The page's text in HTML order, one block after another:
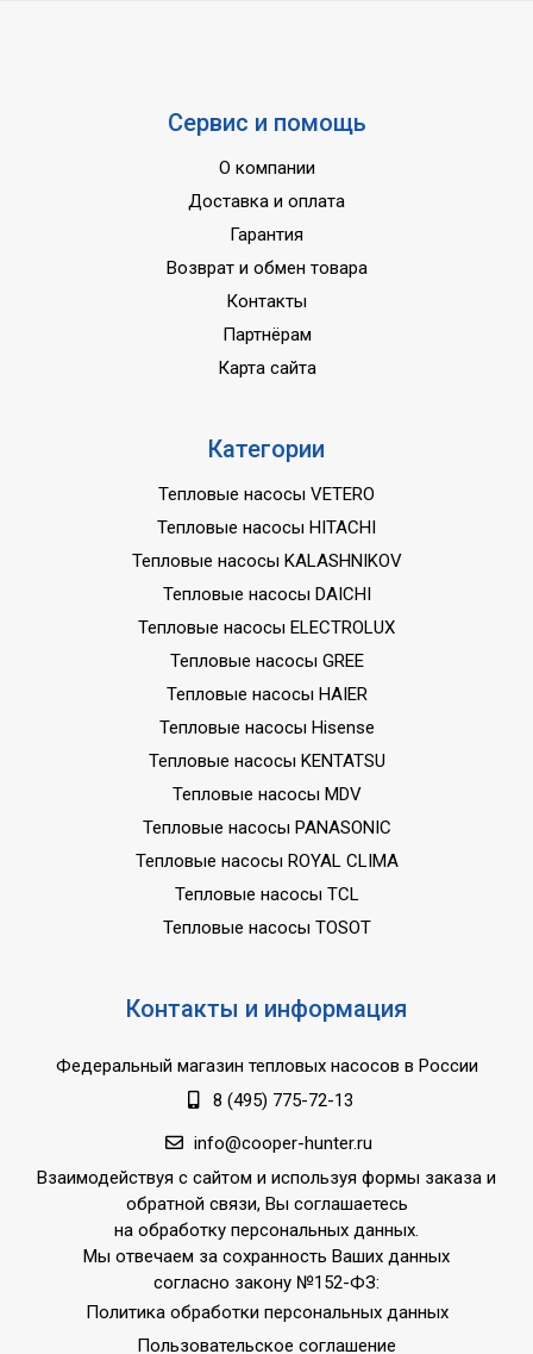
Сервис и помощь
О компании
Доставка и оплата
Гарантия
Возврат и обмен товара
Контакты
Партнёрам
Карта сайта
Категории
Тепловые насосы VETERO
Тепловые насосы HITACHI
Тепловые насосы KALASHNIKOV
Тепловые насосы DAICHI
Тепловые насосы ELECTROLUX
Тепловые насосы GREE
Тепловые насосы HAIER
Тепловые насосы Hisense
Тепловые насосы KENTATSU
Тепловые насосы MDV
Тепловые насосы PANASONIC
Тепловые насосы ROYAL CLIMA
Тепловые насосы TCL
Тепловые насосы TOSOT
Контакты и информация
Федеральный магазин тепловых насосов в России
8 (495) 775-72-13
info@cooper-hunter.ru
Взаимодействуя с сайтом и используя формы заказа и
обратной связи, Вы соглашаетесь
на обработку персональных данных.
Мы отвечаем за сохранность Ваших данных
согласно закону №152-ФЗ:
Политика обработки персональных данных
Пользовательское соглашение